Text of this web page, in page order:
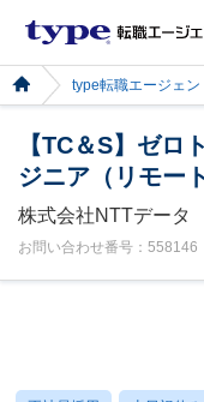
type転職エージェン
【TC＆S】ゼロ
ジニア（リモー
株式会社NTTデータ
お問い合わせ番号：